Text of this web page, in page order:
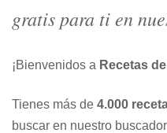
gratis para ti en
¡Bienvenidos a Recetas
Tienes más de 4.000
buscar en nuestro